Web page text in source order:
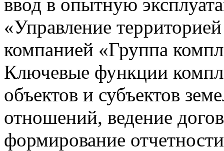
«Управление
компанией «Группа
Ключевые функции
объектов и субъектов
отношений, ведение
формирование